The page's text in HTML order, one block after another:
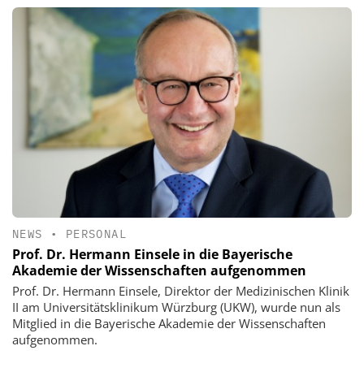
NEWS • PERSONAL
Prof. Dr. Hermann Einsele in die Bayerische
Akademie der Wissenschaften aufgenommen
Prof. Dr. Hermann Einsele, Direktor der Medizinischen Klinik
II am Universitätsklinikum Würzburg (UKW), wurde nun als
Mitglied in die Bayerische Akademie der Wissenschaften
aufgenommen.